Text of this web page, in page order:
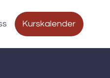
Kurskalender